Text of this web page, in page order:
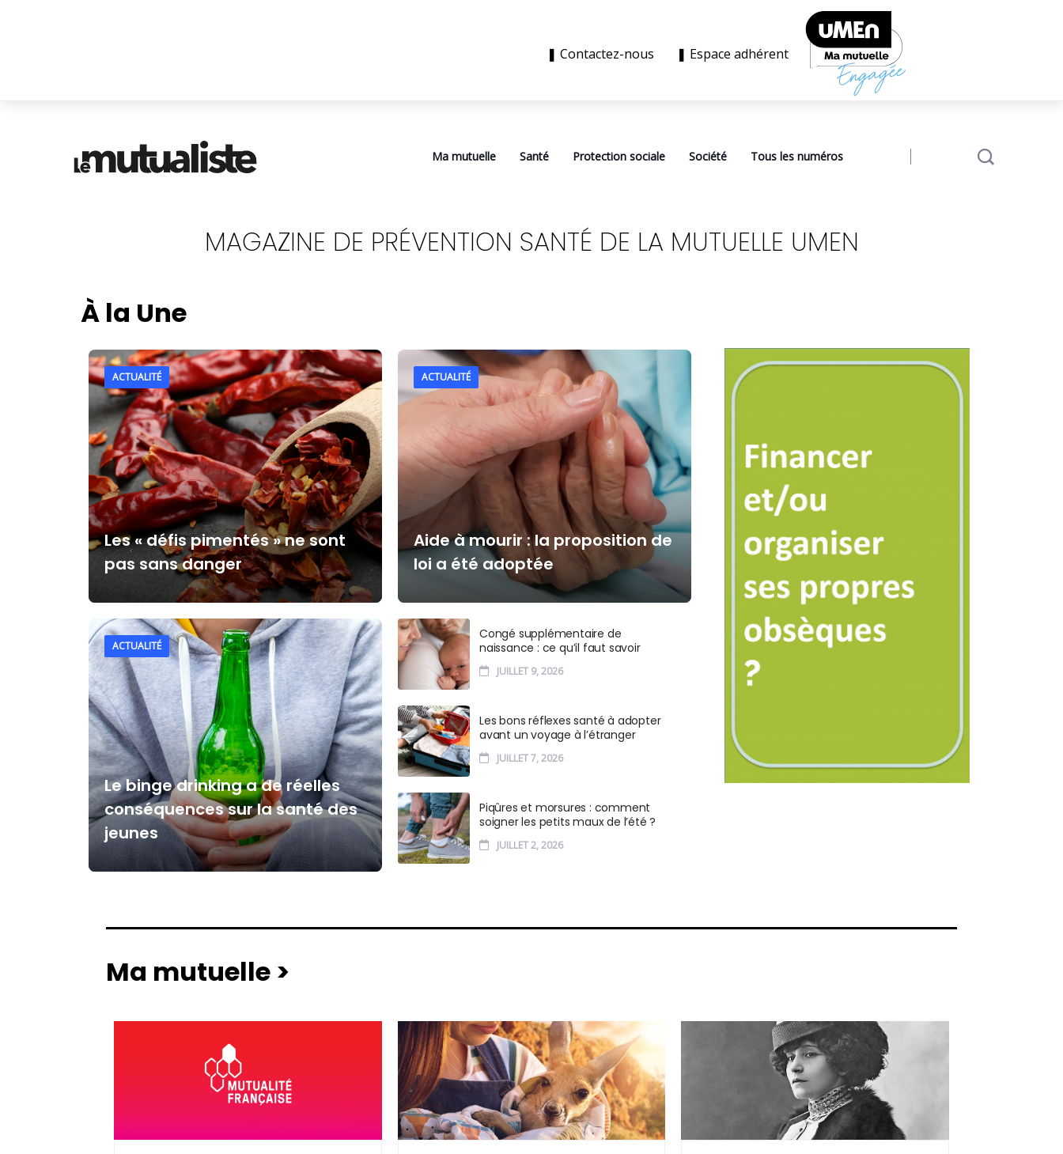
❚ Contactez-nous ❚ Espace adhérent
Ma mutuelle Santé Protection sociale Société Tous les numéros
MAGAZINE DE PRÉVENTION SANTÉ DE LA MUTUELLE UMEN
À la Une
ACTUALITÉ
Les « défis pimentés » ne sont
pas sans danger
ACTUALITÉ
Le binge drinking a de réelles
conséquences sur la santé des
jeunes
ACTUALITÉ
Aide à mourir : la proposition de
loi a été adoptée
Congé supplémentaire de
naissance : ce qu’il faut savoir
JUILLET 9, 2026
Les bons réflexes santé à adopter
avant un voyage à l’étranger
JUILLET 7, 2026
Piqûres et morsures : comment
soigner les petits maux de l’été ?
JUILLET 2, 2026
Ma mutuelle >